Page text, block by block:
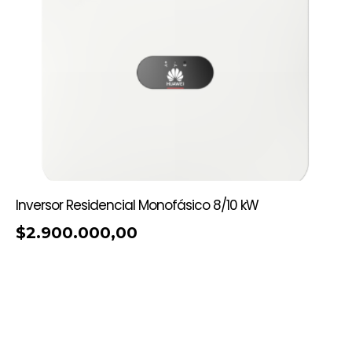
Inversor Residencial Monofásico 8/10 kW
$2.900.000,00